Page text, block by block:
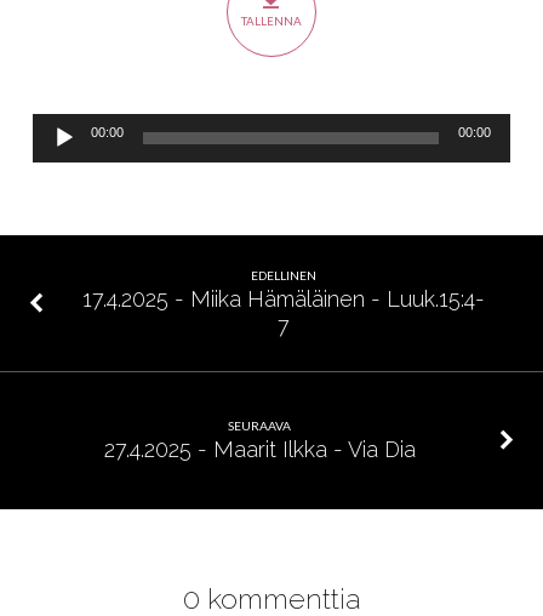
TALLENNA
Äänitoistin
00:00 00:00
EDELLINEN
17.4.2025 - Miika Hämäläinen - Luuk.15:4-
7
SEURAAVA
27.4.2025 - Maarit Ilkka - Via Dia
0 kommenttia